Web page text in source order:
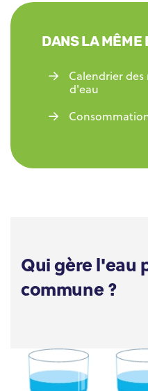
DANS LA MÊME
Calendrier
d'eau
Qui gère l'eau
commune ?